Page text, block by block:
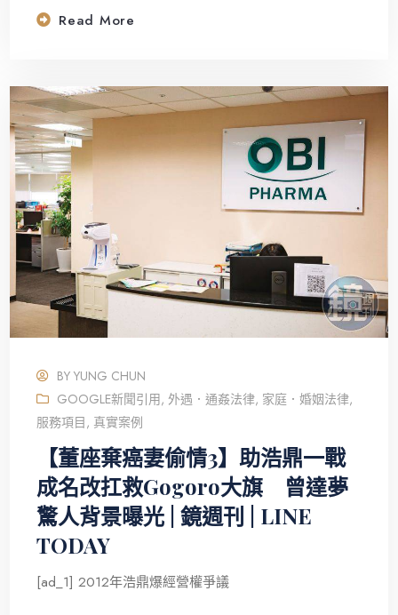
Read More
BYYUNG CHUN
GOOGLE新聞引用, 外遇．通姦法律, 家庭．婚姻法律,
服務項目, 真實案例
【董座棄癌妻偷情3】助浩鼎一戰
成名改扛救Gogoro大旗 曾達夢
驚人背景曝光 | 鏡週刊 | LINE
TODAY
[ad_1] 2012年浩鼎爆經營權爭議